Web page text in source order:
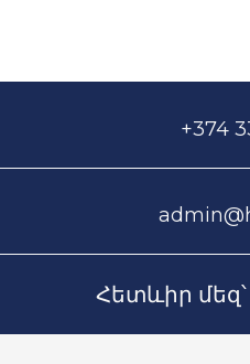
+374
Հետևիր մեզ՝